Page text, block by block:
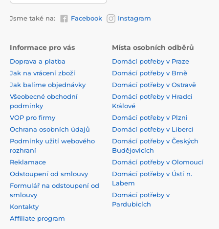
Jsme také na: Facebook Instagram
Informace pro vás
Doprava a platba
Jak na vrácení zboží
Jak balíme objednávky
Všeobecné obchodní
podmínky
VOP pro firmy
Ochrana osobních údajů
Podmínky užití webového
rozhraní
Reklamace
Odstoupení od smlouvy
Formulář na odstoupení od
smlouvy
Kontakty
Affiliate program
Místa osobních odběrů
Domácí potřeby v Praze
Domácí potřeby v Brně
Domácí potřeby v Ostravě
Domácí potřeby v Hradci
Králové
Domácí potřeby v Plzni
Domácí potřeby v Liberci
Domácí potřeby v Českých
Budějovicích
Domácí potřeby v Olomoucí
Domácí potřeby v Ústí n.
Labem
Domácí potřeby v
Pardubicích